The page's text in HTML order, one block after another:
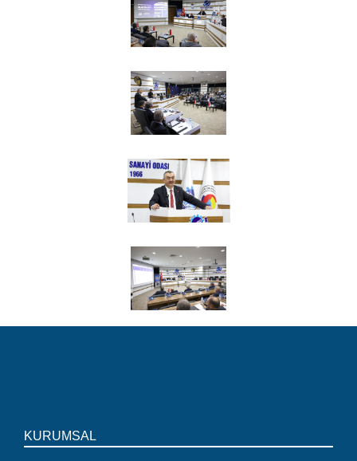
KURUMSAL